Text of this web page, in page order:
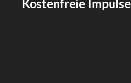
Kostenfreie Impulse